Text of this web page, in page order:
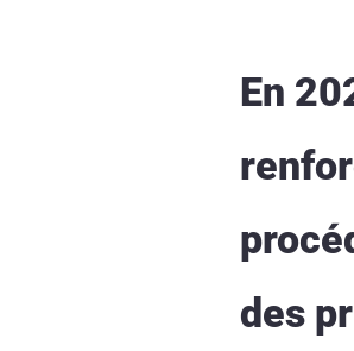
En
des